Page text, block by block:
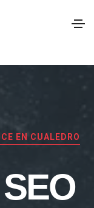
EN CUALEDRO